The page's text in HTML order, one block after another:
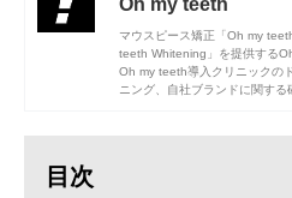
Oh my teeth
マウスピース矯正「Oh my
teeth Whitening」を提供する
Oh my teeth導入クリニックの
ニング、自社ブランドに関する
目次